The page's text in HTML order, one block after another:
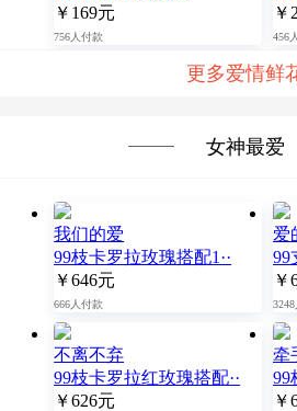
￥169元
756人付款
￥
456
更多爱情鲜
女神最爱
我们的爱
99枝卡罗拉玫瑰搭配1··
￥646元
666人付款
爱
99
￥
不离不弃
99枝卡罗拉红玫瑰搭配··
￥626元
牵
99
￥